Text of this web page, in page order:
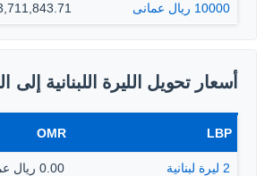
10000 ريال عمانى 2,323,711,843.71
أسعار تحويل الليرة اللبنانية إلى
LBP
OMR
2 ليرة لبنانية 0.00 ريال عمانى